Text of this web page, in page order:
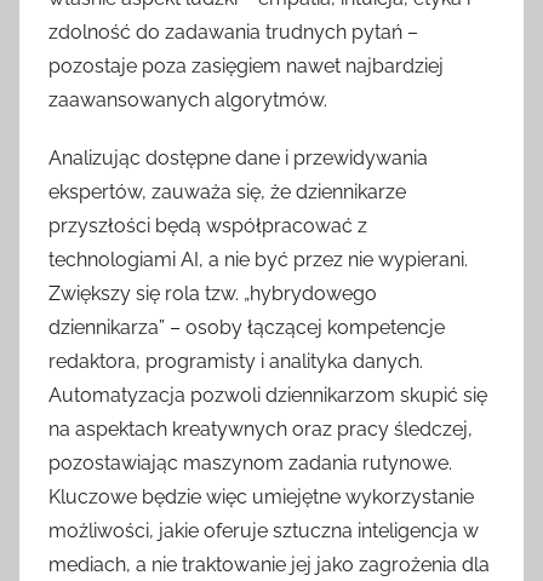
zdolność do zadawania trudnych pytań –
pozostaje poza zasięgiem nawet najbardziej
zaawansowanych algorytmów.
Analizując dostępne dane i przewidywania
ekspertów, zauważa się, że dziennikarze
przyszłości będą współpracować z
technologiami AI, a nie być przez nie wypierani.
Zwiększy się rola tzw. „hybrydowego
dziennikarza” – osoby łączącej kompetencje
redaktora, programisty i analityka danych.
Automatyzacja pozwoli dziennikarzom skupić się
na aspektach kreatywnych oraz pracy śledczej,
pozostawiając maszynom zadania rutynowe.
Kluczowe będzie więc umiejętne wykorzystanie
możliwości, jakie oferuje sztuczna inteligencja w
mediach, a nie traktowanie jej jako zagrożenia dla